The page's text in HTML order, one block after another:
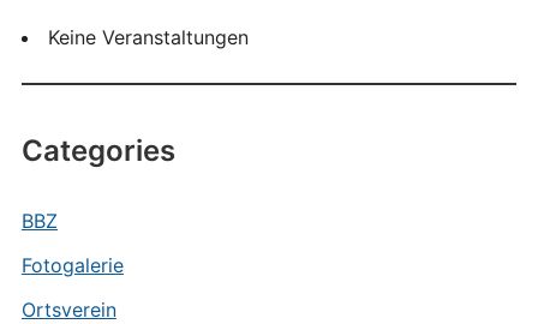
Keine Veranstaltungen
Categories
BBZ
Fotogalerie
Ortsverein